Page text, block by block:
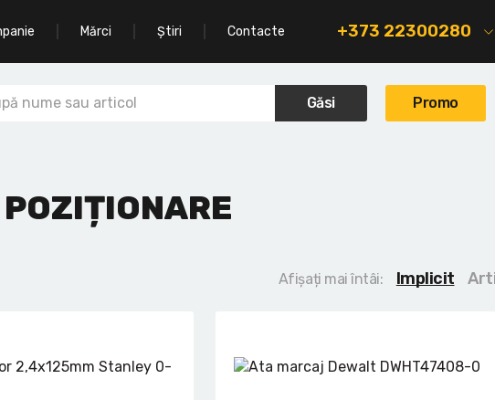
Mărci Știri Contacte +373 22300280
Găsi Promo
Afișați mai întâi: Implicit